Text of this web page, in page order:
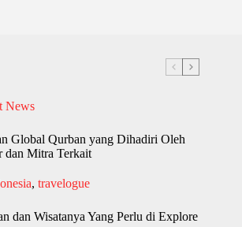
News
Global Qurban yang Dihadiri Oleh
dan Mitra Terkait
, travelogue
dan Wisatanya Yang Perlu di Explore